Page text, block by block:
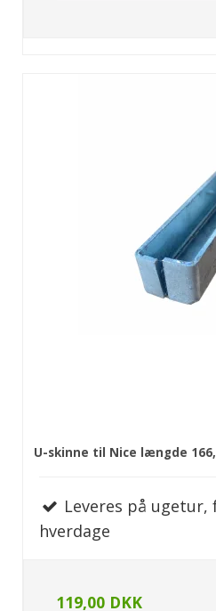
U-skinne til Nice længde
Leveres på ugetur,
hverdage
119,00 DKK